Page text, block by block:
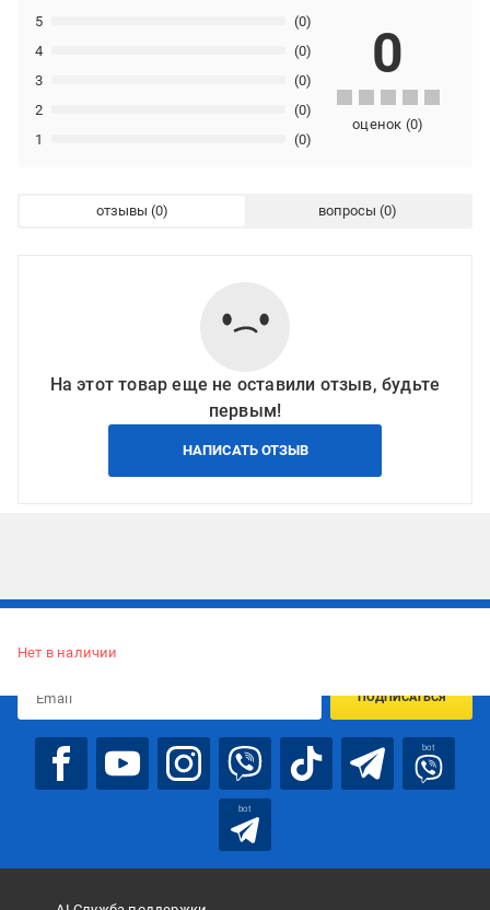
1 (0)
2 (0)
3 (0)
4 (0)
5 (0)
0
оценок (0)
отзывы вопросы
На этот товар еще не оставили отзыв, будьте
первым!
НАПИСАТЬ ОТЗЫВ
Нет в наличии
ПОДПИСАТЬСЯ
bot
bot